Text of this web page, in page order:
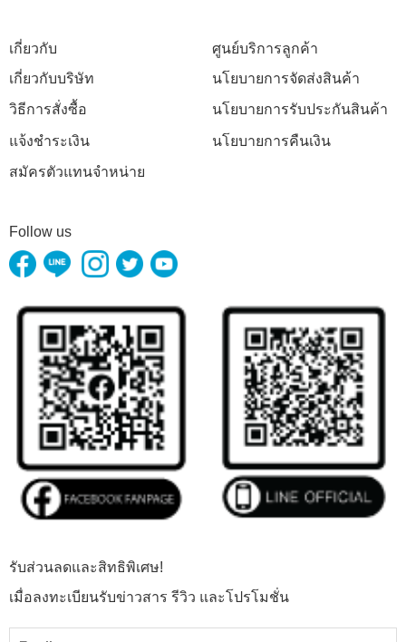
เกี่ยวกับ
เกี่ยวกับบริษัท
วิธีการสั่งซื้อ
แจ้งชำระเงิน
สมัครตัวแทนจำหน่าย
ศูนย์บริการลูกค้า
นโยบายการจัดส่งสินค้า
นโยบายการรับประกันสินค้า
นโยบายการคืนเงิน
Follow us
รับส่วนลดและสิทธิพิเศษ!
เมื่อลงทะเบียนรับข่าวสาร รีวิว และโปรโมชั่น